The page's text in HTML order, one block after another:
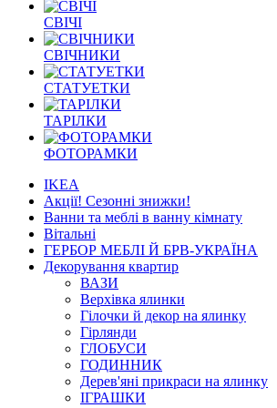
СВІЧІ
СВІЧНИКИ
СТАТУЕТКИ
ТАРІЛКИ
ФОТОРАМКИ
IKEA
Акції! Сезонні знижки!
Ванни та меблі в ванну кімнату
Вітальні
ГЕРБОР МЕБЛІ Й БРВ-УКРАЇНА
Декорування квартир
ВАЗИ
Верхівка ялинки
Гілочки й декор на ялинку
Гірлянди
ГЛОБУСИ
ГОДИННИК
Дерев'яні прикраси на ялинку
ІГРАШКИ